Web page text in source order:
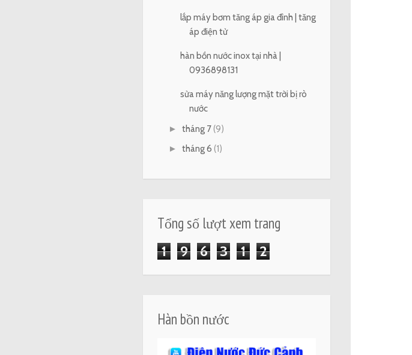
lắp máy bơm tăng áp gia đình | tăng
áp điện tử
hàn bồn nước inox tại nhà |
0936898131
sửa máy năng lượng mặt trời bị rò
nước
► tháng 7(9)
► tháng 6 (1)
Tổng số lượt xem trang
1 9 6 3 1 2
Hàn bồn nước